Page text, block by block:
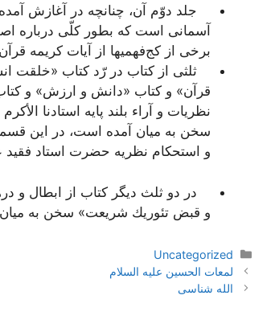
جلد دوّم آن، چنانچه در آغازش
آسمانى است كه بطور كلّى درباره
برخى از كج‌فهمیها از آیات كریمه
ثلثى از كتاب در رّد كتاب «خلقت
قرآن» و كتاب «دانش و ارزش» و
نظریات و آراء بلند پایه استادنا
سخن به میان آمده است، در این
و استحكام نظریه حضرت استاد فقید
در دو ثلث دیگر كتاب از ابطال و
و قبض تئوریك شریعت» سخن به
دسته‌ها
Uncategorized
ناوبری
نوشته‌ها
لمعات الحسین علیه السلام
الله‌ شناسی